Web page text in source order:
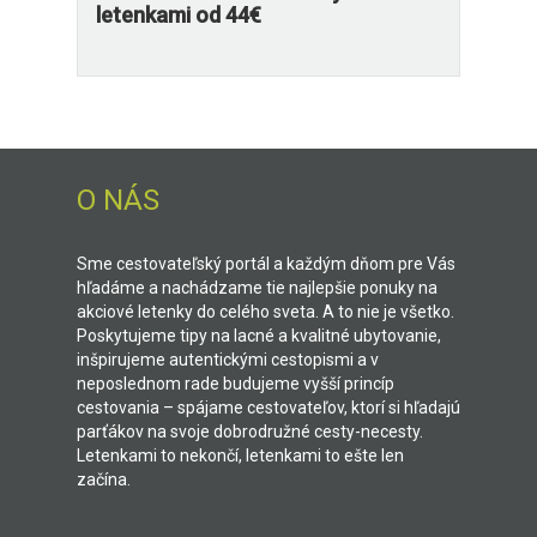
letenkami od 44€
O NÁS
Sme cestovateľský portál a každým dňom pre Vás
hľadáme a nachádzame tie najlepšie ponuky na
akciové letenky do celého sveta. A to nie je všetko.
Poskytujeme tipy na lacné a kvalitné ubytovanie,
inšpirujeme autentickými cestopismi a v
neposlednom rade budujeme vyšší princíp
cestovania – spájame cestovateľov, ktorí si hľadajú
parťákov na svoje dobrodružné cesty-necesty.
Letenkami to nekončí, letenkami to ešte len
začína.